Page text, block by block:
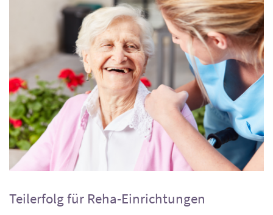
Teilerfolg für Reha-Einrichtungen